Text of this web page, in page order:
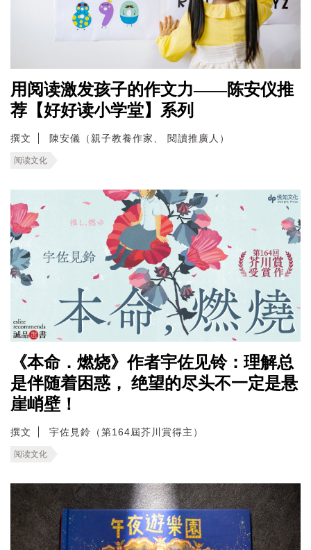
用阅读激发孩子的作文力——陈安仪推
荐【好好读小学堂】系列
撰文 陳安儀（親子教養作家、 閱讀推廣人）
阅读文化
《本命．燃烧》作者宇佐见铃：理解总
是伴随着困惑， 绝望的尽头不一定是悬
崖峭壁！
撰文 宇佐見鈴（第164屆芥川賞得主）
阅读文化